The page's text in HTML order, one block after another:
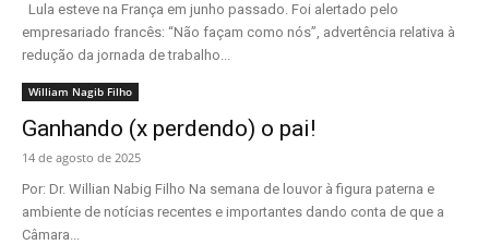
Lula esteve na França em junho passado. Foi alertado pelo
empresariado francês: “Não façam como nós”, advertência relativa à
redução da jornada de trabalho...
William Nagib Filho
Ganhando (x perdendo) o pai!
14 de agosto de 2025
Por: Dr. Willian Nabig Filho Na semana de louvor à figura paterna e
ambiente de notícias recentes e importantes dando conta de que a
Câmara...